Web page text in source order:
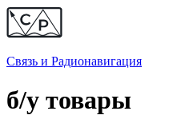
Связь и Радионавигация
б/у товары